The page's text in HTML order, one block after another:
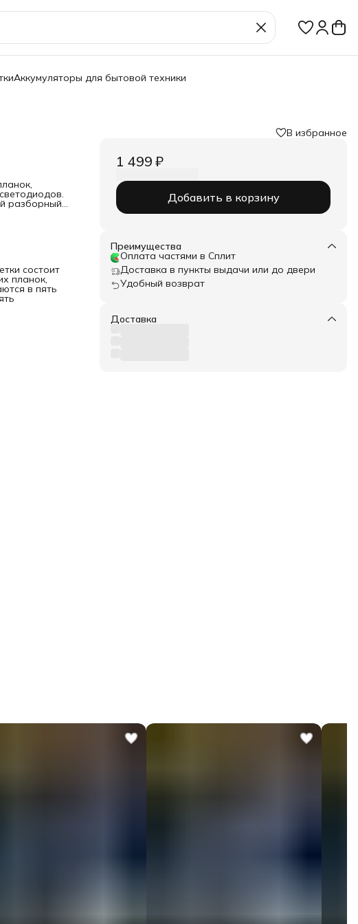
Аккумуляторы для бытовой техники
разборный
3В
состоит
планок,
в пять
В избранное
1 499 ₽
Добавить в корзину
Преимущества
Оплата частями в Сплит
Доставка в пункты выдачи или до двери
Удобный возврат
Доставка